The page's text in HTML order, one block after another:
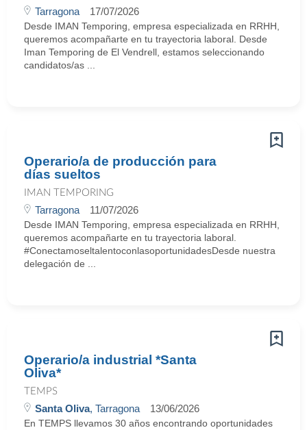
Tarragona 17/07/2026
Desde IMAN Temporing, empresa especializada en RRHH,
queremos acompañarte en tu trayectoria laboral. Desde
Iman Temporing de El Vendrell, estamos seleccionando
candidatos/as ...
Operario/a de producción para
días sueltos
IMAN TEMPORING
Tarragona 11/07/2026
Desde IMAN Temporing, empresa especializada en RRHH,
queremos acompañarte en tu trayectoria laboral.
#ConectamoseltalentoconlasoportunidadesDesde nuestra
delegación de ...
Operario/a industrial *Santa
Oliva*
TEMPS
Santa Oliva, Tarragona 13/06/2026
En TEMPS llevamos 30 años encontrando oportunidades